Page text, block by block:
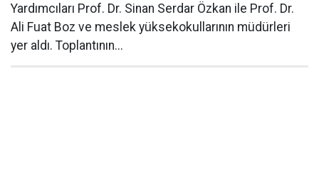
Yardımcıları Prof. Dr. Sinan Serdar Özkan ile Prof. Dr.
Ali Fuat Boz ve meslek yüksekokullarının müdürleri
yer aldı. Toplantının...